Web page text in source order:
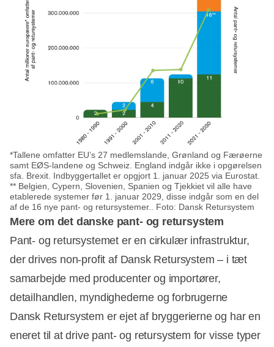
*Tallene omfatter EU’s 27 medlemslande, Grønland og Færøerne
samt EØS-landene og Schweiz. England indgår ikke i opgørelsen
sfa. Brexit. Indbyggertallet er opgjort 1. januar 2025 via Eurostat.
** Belgien, Cypern, Slovenien, Spanien og Tjekkiet vil alle have
etablerede systemer før 1. januar 2029, disse indgår som en del
af de 16 nye pant- og retursystemer.. Foto: Dansk Retursystem
Mere om det danske pant- og retursystem
Pant- og retursystemet er en cirkulær infrastruktur,
der drives non-profit af Dansk Retursystem – i tæt
samarbejde med producenter og importører,
detailhandlen, myndighederne og forbrugerne
Dansk Retursystem er ejet af bryggerierne og har en
eneret til at drive pant- og retursystem for visse typer